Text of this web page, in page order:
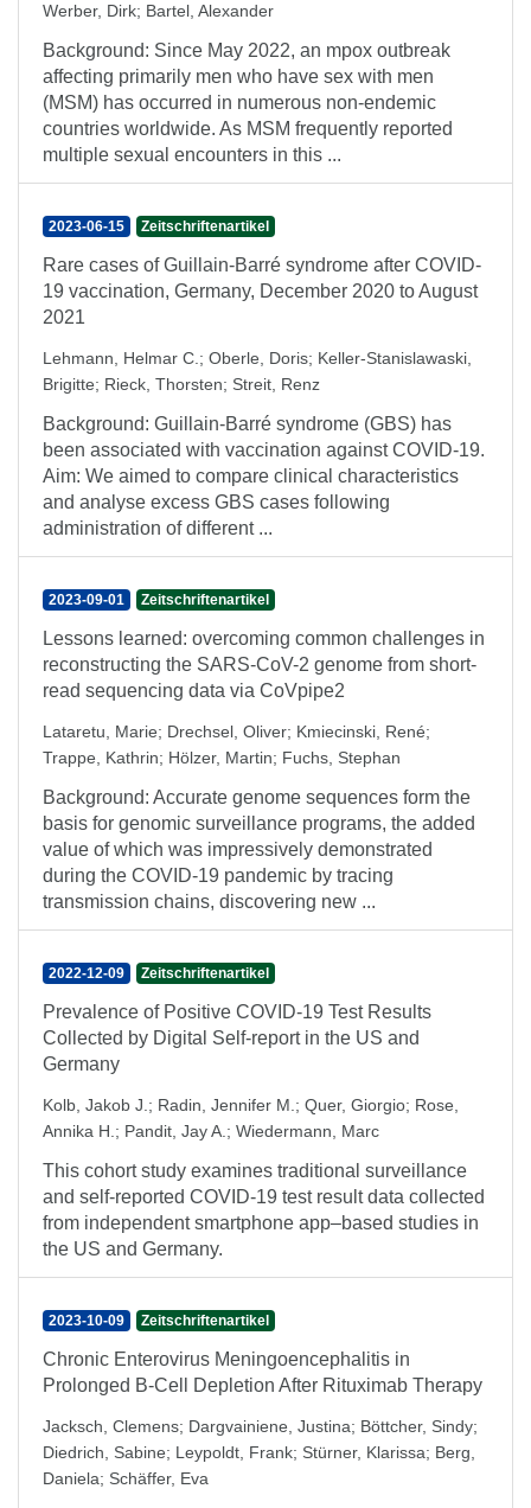
Werber, Dirk; Bartel, Alexander
Background: Since May 2022, an mpox outbreak
affecting primarily men who have sex with men
(MSM) has occurred in numerous non-endemic
countries worldwide. As MSM frequently reported
multiple sexual encounters in this ...
2023-06-15 Zeitschriftenartikel
Rare cases of Guillain-Barré syndrome after COVID-
19 vaccination, Germany, December 2020 to August
2021
Lehmann, Helmar C. ; Oberle, Doris; Keller-Stanislawaski,
Brigitte; Rieck, Thorsten; Streit, Renz
Background: Guillain-Barré syndrome (GBS) has
been associated with vaccination against COVID-19.
Aim: We aimed to compare clinical characteristics
and analyse excess GBS cases following
administration of different ...
2023-09-01 Zeitschriftenartikel
Lessons learned: overcoming common challenges in
reconstructing the SARS-CoV-2 genome from short-
read sequencing data via CoVpipe2
Lataretu, Marie; Drechsel, Oliver; Kmiecinski, René;
Trappe, Kathrin; Hölzer, Martin; Fuchs, Stephan
Background: Accurate genome sequences form the
basis for genomic surveillance programs, the added
value of which was impressively demonstrated
during the COVID-19 pandemic by tracing
transmission chains, discovering new ...
2022-12-09 Zeitschriftenartikel
Prevalence of Positive COVID-19 Test Results
Collected by Digital Self-report in the US and
Germany
Kolb, Jakob J. ; Radin, Jennifer M. ; Quer, Giorgio; Rose,
Annika H. ; Pandit, Jay A. ; Wiedermann, Marc
This cohort study examines traditional surveillance
and self-reported COVID-19 test result data collected
from independent smartphone app–based studies in
the US and Germany.
2023-10-09 Zeitschriftenartikel
Chronic Enterovirus Meningoencephalitis in
Prolonged B-Cell Depletion After Rituximab Therapy
Jacksch, Clemens; Dargvainiene, Justina; Böttcher, Sindy;
Diedrich, Sabine; Leypoldt, Frank; Stürner, Klarissa; Berg,
Daniela; Schäffer, Eva